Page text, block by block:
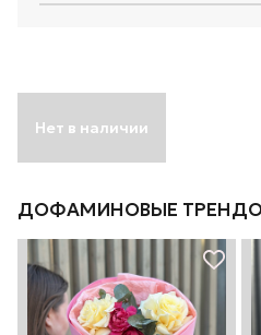
Нет в наличии
ДОФАМИНОВЫЕ